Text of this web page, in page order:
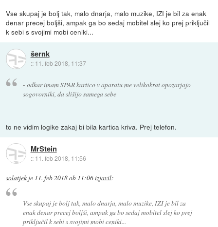
Vse skupaj je bolj tak, malo dnarja, malo muzike, IZI je bil za enak
denar precej boljši, ampak ga bo sedaj mobitel slej ko prej priključil
k sebi s svojimi mobi ceniki...
šernk
:: 11. feb 2018, 11:37
- odkar imam SPAR kartico v aparatu me velikokrat opozarjajo
sogovorniki, da slišijo samega sebe
to ne vidim logike zakaj bi bila kartica kriva. Prej telefon.
MrStein
:: 11. feb 2018, 11:56
solatjek je 11. feb 2018 ob 11:06izjavil:
Vse skupaj je bolj tak, malo dnarja, malo muzike, IZI je bil za
enak denar precej boljši, ampak ga bo sedaj mobitel slej ko prej
priključil k sebi s svojimi mobi ceniki...